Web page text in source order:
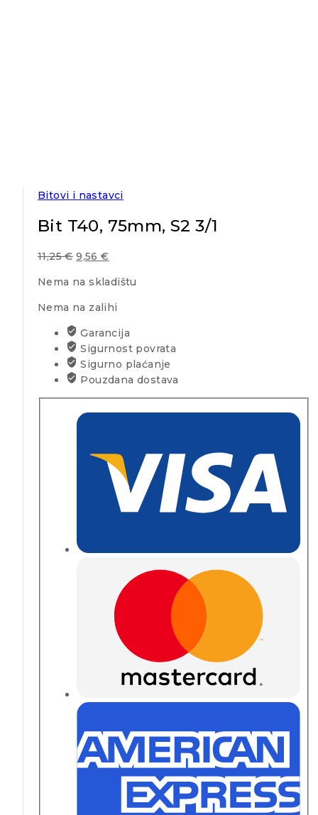
Bitovi i nastavci
Bit T40, 75mm, S2 3/1
11,25€ 9,56€
Nema na skladištu
Nema na zalihi
Garancija
Sigurnost povrata
Sigurno plaćanje
Pouzdana dostava